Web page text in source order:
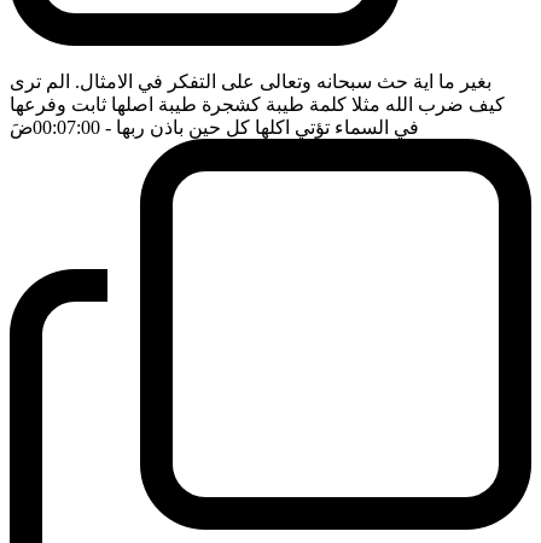
بغير ما اية حث سبحانه وتعالى على التفكر في الامثال. الم ترى
كيف ضرب الله مثلا كلمة طيبة كشجرة طيبة اصلها ثابت وفرعها
في السماء تؤتي اكلها كل حين باذن ربها - 00:07:00 ضَ